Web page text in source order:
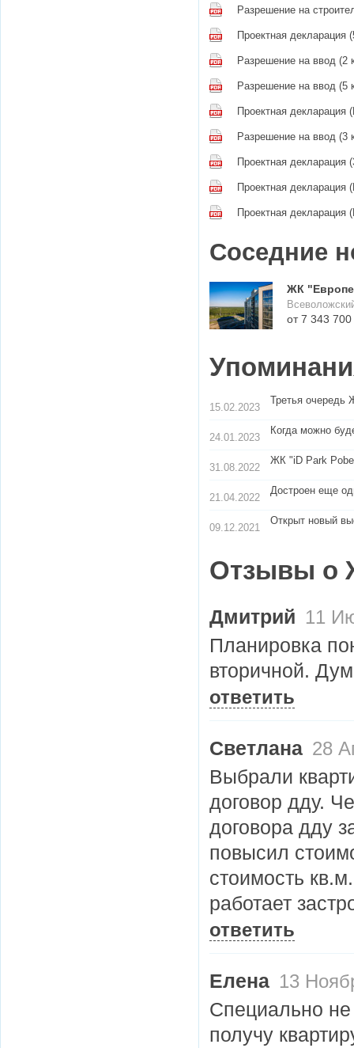
Разрешение на
Проектная декларация
Разрешение на ввод (2
Разрешение на ввод (5
Проектная декларация
Разрешение на ввод (3
Проектная декларация
Проектная декларация
Проектная декларация
Соседние
ЖК
15.02.2023
Третья очередь
24.01.2023
Когда можно
31.08.2022
ЖК "iD Park
21.04.2022
Достроен еще
09.12.2021
Открыт новый
Отзывы о
Дмитрий 11
Планировка
вторичной.
ответить
Светлана 28
Выбрали квартиру, оплатили
договор дду.
договора дду
повысил
стоимость
работает
ответить
Елена 13
Специально не
получу